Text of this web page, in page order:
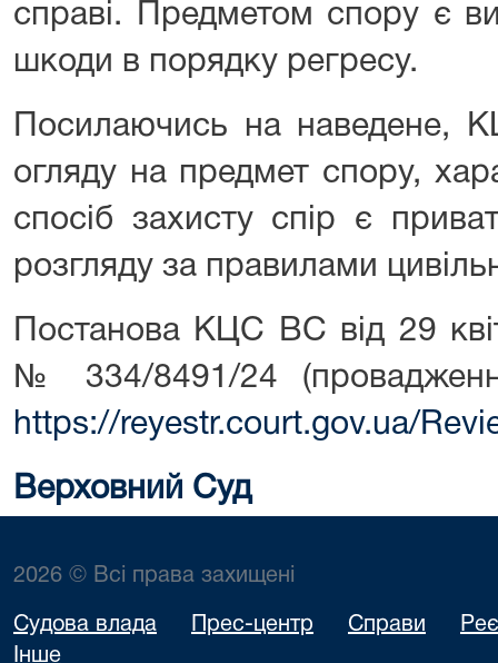
справі. Предметом спору є
шкоди в порядку регресу.
Посилаючись на наведене,
огляду на предмет спору,
спосіб захисту спір є
розгляду за правилами
Постанова КЦС ВС від 29
№ 334/8491/24
https://reyestr.court.gov.ua/
Верховний Суд
2026 © Всі права захищені
Судова влада Прес-центр Справи
Інше